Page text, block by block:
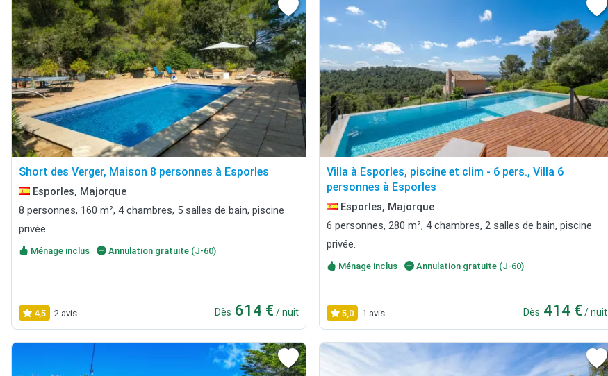
Short des Verger, Maison 8 personnes à Esporles
Esporles, Majorque
8 personnes, 160 m², 4 chambres, 5 salles de bain, piscine
privée.
Ménage inclus Annulation gratuite (J-60)
4,5 2 avis Dès 614 € / nuit
Villa à Esporles, piscine et clim - 6 pers., Villa 6
personnes à Esporles
Esporles, Majorque
6 personnes, 280 m², 4 chambres, 2 salles de bain, piscine
privée.
Ménage inclus Annulation gratuite (J-60)
5,0 1 avis Dès 414 € / nuit